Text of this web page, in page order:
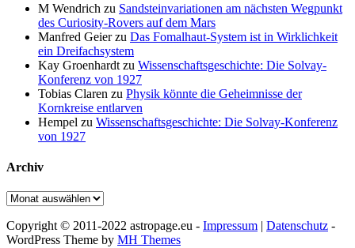
M Wendrich zu Sandsteinvariationen am nächsten Wegpunkt
des Curiosity-Rovers auf dem Mars
Manfred Geierzu Das Fomalhaut-System ist in Wirklichkeit
ein Dreifachsystem
Kay Groenhardt zu Wissenschaftsgeschichte: Die Solvay-
Konferenz von 1927
Tobias Claren zu Physik könnte die Geheimnisse der
Kornkreise entlarven
Hempel zu Wissenschaftsgeschichte: Die Solvay-Konferenz
von 1927
Archiv
Archiv
Copyright © 2011-2022 astropage.eu - Impressum | Datenschutz -
WordPress Theme by MH Themes